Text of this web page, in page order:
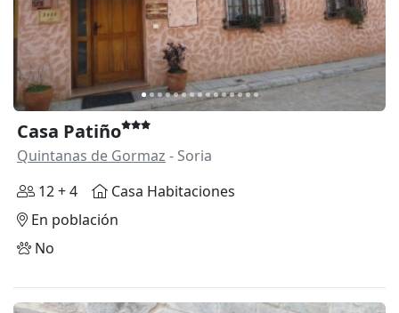
Casa Patiño
Quintanas de Gormaz - Soria
12 + 4
Casa Habitaciones
En población
No